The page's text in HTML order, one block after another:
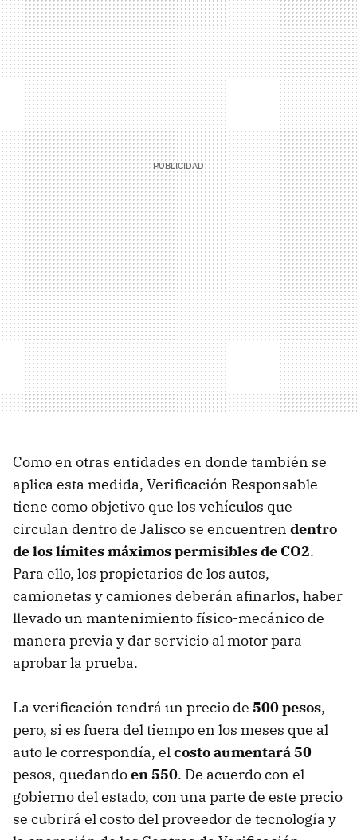
Como en otras entidades en donde también se
aplica esta medida, Verificación Responsable
tiene como objetivo que los vehículos que
circulan dentro de Jalisco se encuentren dentro
de los límites máximos permisibles de CO2.
Para ello, los propietarios de los autos,
camionetas y camiones deberán afinarlos, haber
llevado un mantenimiento físico-mecánico de
manera previa y dar servicio al motor para
aprobar la prueba.
La verificación tendrá un precio de 500 pesos,
pero, si es fuera del tiempo en los meses que al
auto le correspondía, elcosto aumentará 50
pesos, quedandoen 550. De acuerdo con el
gobierno del estado, con una parte de este precio
se cubrirá el costo del proveedor de tecnología y